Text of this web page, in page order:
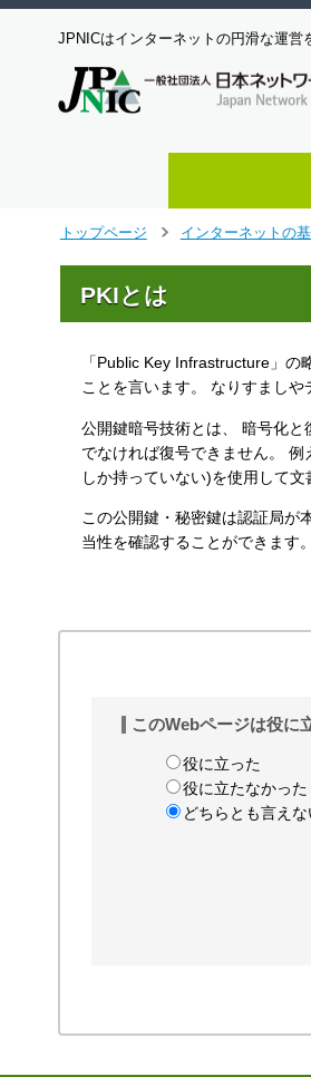
JPNICはインターネットの円滑な運営
トップページ
インターネットの
PKIとは
「Public Key Infrastructure」
ことを言います。 なりすましや
公開鍵暗号技術とは、 暗号化
でなければ復号できません。
しか持っていない)を使用して
この公開鍵・秘密鍵は認証局が
当性を確認することができます。
このWebページは役に
役に立った
役に立たなかった
どちらとも言えな